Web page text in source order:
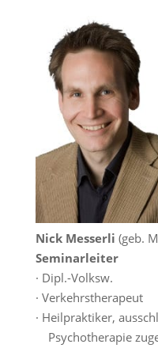
Nick Messerli (geb.
Seminarleiter
· Dipl.-Volksw.
· Verkehrstherapeut
· Heilpraktiker,
Psychotherapie